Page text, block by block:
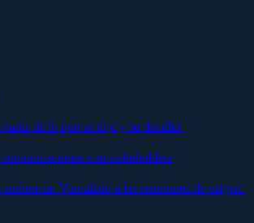
de lo que se dijo y se decidió.
con stakeholders
Vinculado a las reuniones de origen.